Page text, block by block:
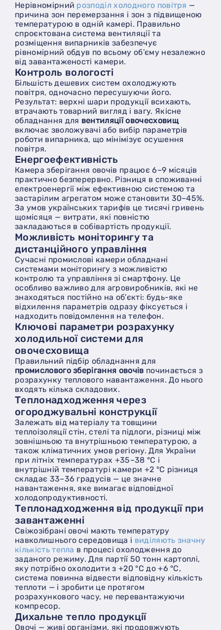
Нерівномірний розподіл холодного повітря —
причина зон перемерзання і зон з підвищеною
температурою в одній камері. Правильно
спроєктована система вентиляції та
розміщення випарників забезпечує
рівномірний обдув по всьому об’єму незалежно
від завантаженості камери.
Контроль вологості
Більшість дешевих систем охолоджують
повітря, одночасно пересушуючи його.
Результат: верхні шари продукції всихають,
втрачають товарний вигляд і вагу. Якісне
обладнання для вентиляції овочесховищ
включає зволожувачі або вибір параметрів
роботи випарника, що мінімізує осушення
повітря.
Енергоефективність
Камера зберігання овочів працює 6–9 місяців
практично безперервно. Різниця в споживанні
електроенергії між ефективною системою та
застарілим агрегатом може становити 30–45%.
За умов українських тарифів це тисячі гривень
щомісяця — витрати, які повністю
закладаються в собівартість продукції.
Можливість моніторингу та
дистанційного управління
Сучасні промислові камери обладнані
системами моніторингу з можливістю
контролю та управління зі смартфону. Це
особливо важливо для агровиробників, які не
знаходяться постійно на об’єкті: будь-яке
відхилення параметрів одразу фіксується і
надходить повідомлення на телефон.
Ключові параметри розрахунку
холодильної системи для
овочесховища
Правильний підбір обладнання для
промислового зберігання овочів починається з
розрахунку теплового навантаження. До нього
входять кілька складових.
Теплонадходження через
огороджувальні конструкції
Залежать від матеріалу та товщини
теплоізоляції стін, стелі та підлоги, різниці між
зовнішньою та внутрішньою температурою, а
також кліматичних умов регіону. Для України
при літніх температурах +35–38 °С і
внутрішній температурі камери +2 °С різниця
складає 33–36 градусів — це значне
навантаження, яке вимагає відповідної
холодопродуктивності.
Теплонадходження від продукції при
завантаженні
Свіжозібрані овочі мають температуру
навколишнього середовища і виділяють значну
кількість тепла в процесі охолодження до
заданого режиму. Для партії 50 тонн картоплі,
яку потрібно охолодити з +20 °С до +6 °С,
система повинна відвести відповідну кількість
теплоти — і зробити це протягом
розрахункового часу, не перевантажуючи
компресор.
Дихальне тепло продукції
Овочі — живі організми, які продовжують